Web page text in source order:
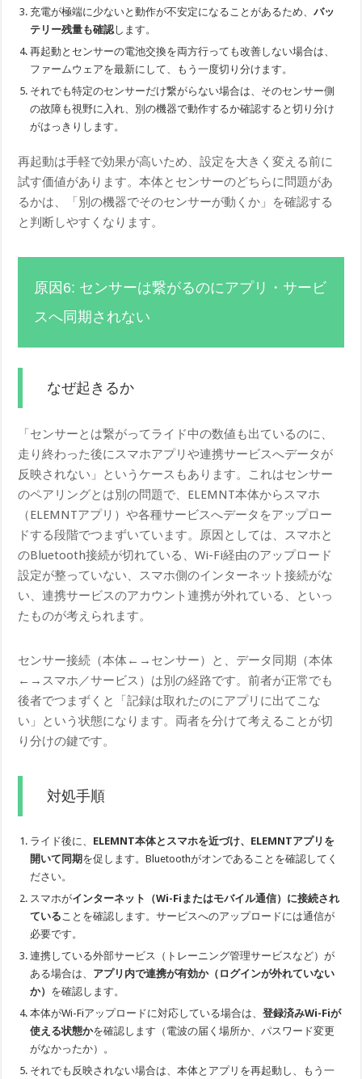
充電が極端に少ないと動作が不安定になることがあるため、バッ
テリー残量も確認します。
再起動とセンサーの電池交換を両方行っても改善しない場合は、
ファームウェアを最新にして、もう一度切り分けます。
それでも特定のセンサーだけ繋がらない場合は、そのセンサー側
の故障も視野に入れ、別の機器で動作するか確認すると切り分け
がはっきりします。
再起動は手軽で効果が高いため、設定を大きく変える前に
試す価値があります。本体とセンサーのどちらに問題があ
るかは、「別の機器でそのセンサーが動くか」を確認する
と判断しやすくなります。
原因6: センサーは繋がるのにアプリ・サービ
スへ同期されない
なぜ起きるか
「センサーとは繋がってライド中の数値も出ているのに、
走り終わった後にスマホアプリや連携サービスへデータが
反映されない」というケースもあります。これはセンサー
のペアリングとは別の問題で、ELEMNT本体からスマホ
（ELEMNTアプリ）や各種サービスへデータをアップロー
ドする段階でつまずいています。原因としては、スマホと
のBluetooth接続が切れている、Wi-Fi経由のアップロード
設定が整っていない、スマホ側のインターネット接続がな
い、連携サービスのアカウント連携が外れている、といっ
たものが考えられます。
センサー接続（本体←→センサー）と、データ同期（本体
←→スマホ／サービス）は別の経路です。前者が正常でも
後者でつまずくと「記録は取れたのにアプリに出てこな
い」という状態になります。両者を分けて考えることが切
り分けの鍵です。
対処手順
ライド後に、 ELEMNT本体とスマホを近づけ、ELEMNTアプリを
開いて同期を促します。Bluetoothがオンであることを確認してく
ださい。
スマホがインターネット（Wi-Fiまたはモバイル通信）に接続され
ている ことを確認します。サービスへのアップロードには通信が
必要です。
連携している外部サービス（トレーニング管理サービスなど）が
ある場合は、 アプリ内で連携が有効か（ログインが外れていない
か） を確認します。
本体がWi-Fiアップロードに対応している場合は、登録済みWi-Fiが
使える状態かを確認します（電波の届く場所か、パスワード変更
がなかったか）。
それでも反映されない場合は、本体とアプリを再起動し、もう一